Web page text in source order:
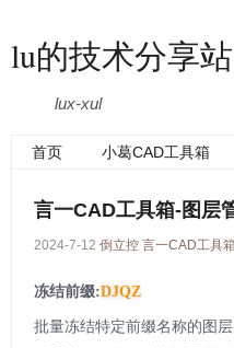
lu的技术分享站
lux-xul
首页 小葛CAD工具箱
言一CAD工具箱-图层
2024-7-12 倒立控 言一CAD工具箱
冻结前缀:DJQZ
批量冻结特定前缀名称的图层